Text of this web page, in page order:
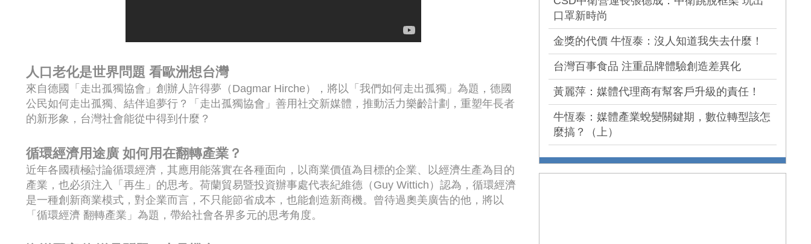
人口老化是世界問題 看歐洲想台灣
來自德國「走出孤獨協會」創辦人許得夢（Dagmar Hirche），將以「我們如何走出孤獨」為題，德國
公民如何走出孤獨、結伴追夢行？「走出孤獨協會」善用社交新媒體，推動活力樂齡計劃，重塑年長者
的新形象，台灣社會能從中得到什麼？
循環經濟用途廣 如何用在翻轉產業？
近年各國積極討論循環經濟，其應用能落實在各種面向，以商業價值為目標的企業、以經濟生產為目的
產業，也必須注入「再生」的思考。荷蘭貿易暨投資辦事處代表紀維德（Guy Wittich）認為，循環經濟
是一種創新商業模式，對企業而言，不只能節省成本，也能創造新商機。曾待過奧美廣告的他，將以
「循環經濟 翻轉產業」為題，帶給社會各界多元的思考角度。
口罩新時尚
金獎的代價 牛恆泰：沒人知道我失去什麼！
台灣百事食品 注重品牌體驗創造差異化
黃麗萍：媒體代理商有幫客戶升級的責任！
牛恆泰：媒體產業蛻變關鍵期，數位轉型該怎
麼搞？（上）